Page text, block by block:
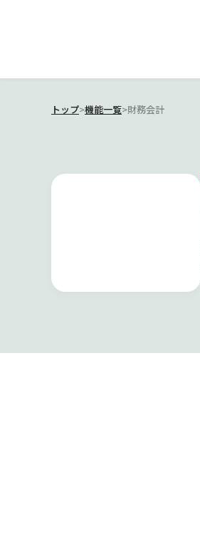
トップ>機能一覧>財務会計